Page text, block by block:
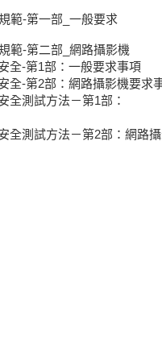
範-第一部_一般要求
範-第二部_網路攝影機
全-第1部：一般要求事項
全-第2部：網路攝影機要求
全測試方法－第1部：
全測試方法－第2部：網路